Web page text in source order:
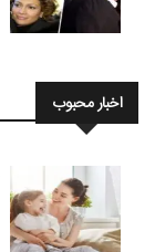
اخبار محبوب